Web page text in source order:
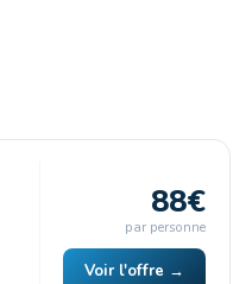
88€
par personne
Voir l'offre →